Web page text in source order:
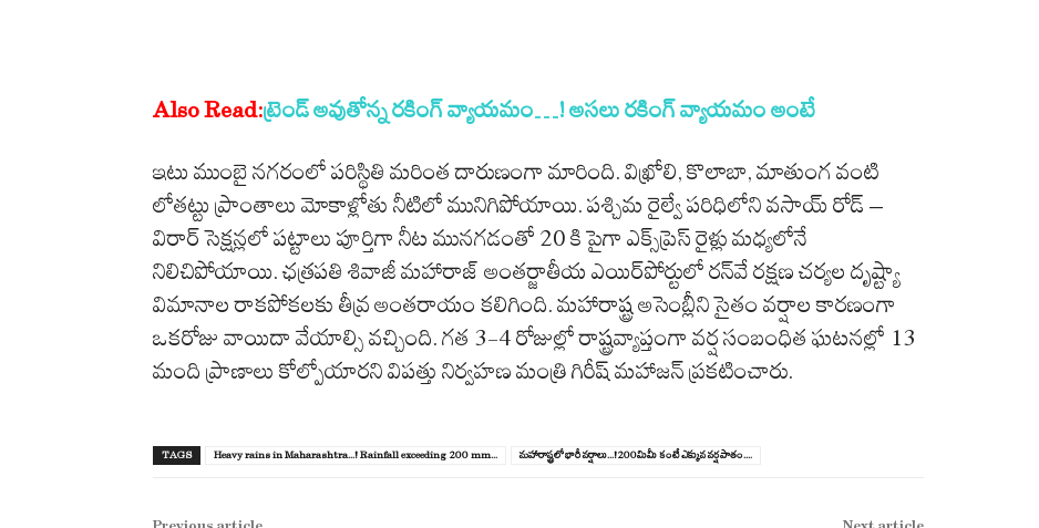
Also Read:ట్రెండ్ అవుతోన్న రకింగ్ వ్యాయమం…! అస‌లు ర‌కింగ్ వ్యాయ‌మం అంటే
ఇటు ముంబై నగరంలో పరిస్థితి మరింత దారుణంగా మారింది. విఖ్రోలి, కొలాబా, మాతుంగ వంటి
లోతట్టు ప్రాంతాలు మోకాళ్లోతు నీటిలో మునిగిపోయాయి. పశ్చిమ రైల్వే పరిధిలోని వసాయ్ రోడ్ –
విరార్ సెక్షన్లలో పట్టాలు పూర్తిగా నీట మునగడంతో 20 కి పైగా ఎక్స్‌ప్రెస్ రైళ్లు మధ్యలోనే
నిలిచిపోయాయి. ఛత్రపతి శివాజీ మహారాజ్ అంతర్జాతీయ ఎయిర్‌పోర్టులో రన్‌వే రక్షణ చర్యల దృష్ట్యా
విమానాల రాకపోకలకు తీవ్ర అంతరాయం కలిగింది. మహారాష్ట్ర అసెంబ్లీని సైతం వర్షాల కారణంగా
ఒకరోజు వాయిదా వేయాల్సి వచ్చింది. గత 3-4 రోజుల్లో రాష్ట్రవ్యాప్తంగా వర్ష సంబంధిత ఘటనల్లో 13
మంది ప్రాణాలు కోల్పోయారని విపత్తు నిర్వహణ మంత్రి గిరీష్ మహాజన్ ప్రకటించారు.
TAGS Heavy rains in Maharashtra...! Rainfall exceeding 200 mm... మహారాష్ట్రలో భారీ వ‌ర్షాలు...!200మిమీ కంటే ఎక్కువ వ‌ర్ష‌పాతం....